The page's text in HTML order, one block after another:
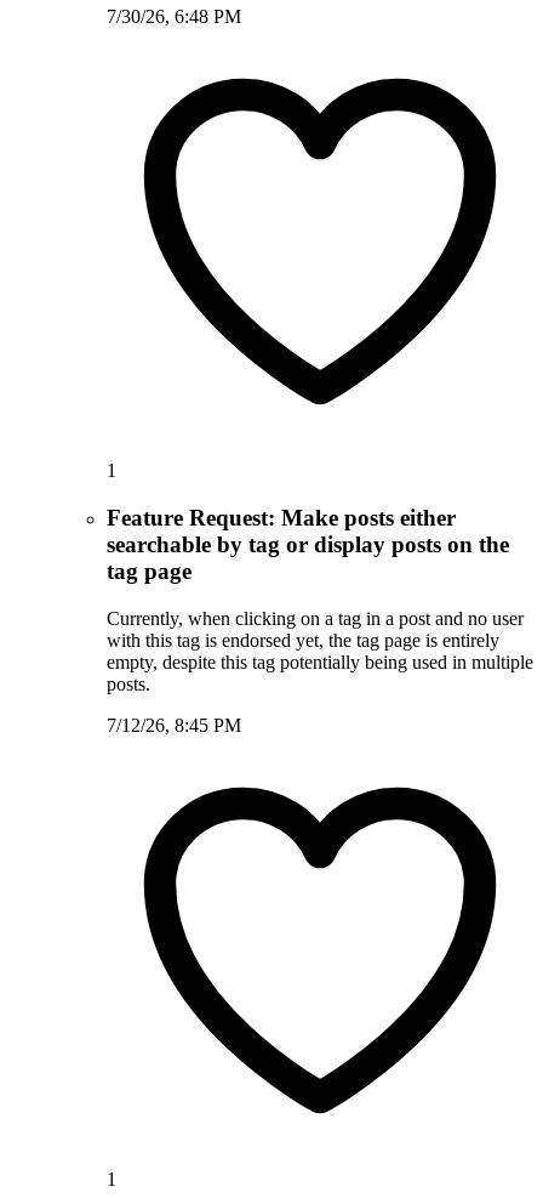
7/30/26, 6:48 PM
1
Feature Request: Make posts either
searchable by tag or display posts on the
tag page
Currently, when clicking on a tag in a post and no user
with this tag is endorsed yet, the tag page is entirely
empty, despite this tag potentially being used in multiple
posts.
7/12/26, 8:45 PM
1